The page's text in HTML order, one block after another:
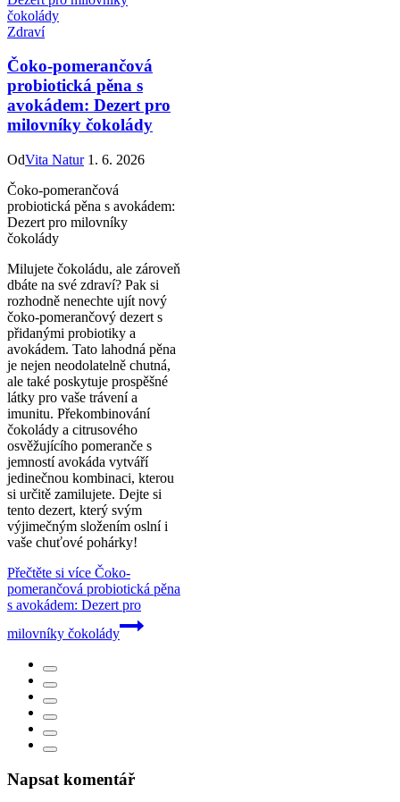
Zdraví
Čoko-pomerančová
probiotická pěna s
avokádem: Dezert pro
milovníky čokolády
OdVita Natur 1. 6. 2026
Čoko-pomerančová
probiotická pěna s avokádem:
Dezert pro milovníky
čokolády
Milujete čokoládu, ale zároveň
dbáte na své zdraví? Pak si
rozhodně nenechte ujít nový
čoko-pomerančový dezert s
přidanými probiotiky a
avokádem. Tato lahodná pěna
je nejen neodolatelně chutná,
ale také poskytuje prospěšné
látky pro vaše trávení a
imunitu. Překombinování
čokolády a citrusového
osvěžujícího pomeranče s
jemností avokáda vytváří
jedinečnou kombinaci, kterou
si určitě zamilujete. Dejte si
tento dezert, který svým
výjimečným složením oslní i
vaše chuťové pohárky!
Přečtěte si více Čoko-
pomerančová probiotická pěna
s avokádem: Dezert pro
milovníky čokolády
Napsat komentář